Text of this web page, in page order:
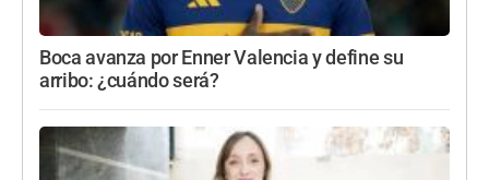
Boca avanza por Enner Valencia y define su
arribo: ¿cuándo será?